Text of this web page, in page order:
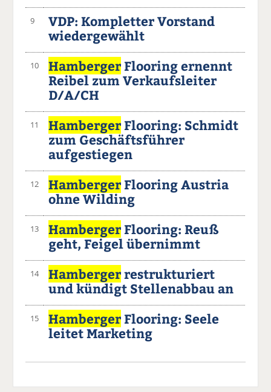
9
VDP: Kompletter Vorstand
wiedergewählt
10 Hamberger Flooring ernennt
Reibel zum Verkaufsleiter
D/A/CH
11 Hamberger Flooring: Schmidt
zum Geschäftsführer
aufgestiegen
12 Hamberger Flooring Austria
ohne Wilding
13 Hamberger Flooring: Reuß
geht, Feigel übernimmt
14 Hambergerrestrukturiert
und kündigt Stellenabbau an
15 Hamberger Flooring: Seele
leitet Marketing